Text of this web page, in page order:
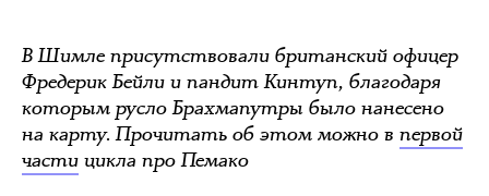
В Шимле присутствовали британский офицер
Фредерик Бейли и пандит Кинтуп, благодаря
которым русло Брахмапутры было нанесено
на карту. Прочитать об этом можно в первой
части цикла про Пемако